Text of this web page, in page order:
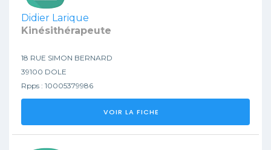
Didier Larique
Kinésithérapeute
18 RUE SIMON BERNARD
39100 DOLE
Rpps : 10005379986
VOIR LA FICHE